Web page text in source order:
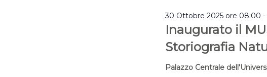
Inaugurato il
Storiografia
30 Ottobre 2025 ore 08:00 -
Palazzo Centrale